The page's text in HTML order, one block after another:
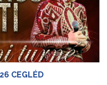
CEGLÉD